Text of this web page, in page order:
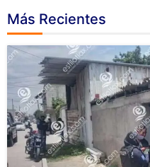
Más Recientes